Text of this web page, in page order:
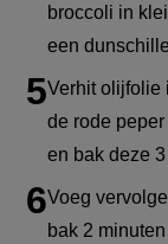
broccoli in
een
Verhit olijfolie
de rode
en bak deze
Voeg
bak 2